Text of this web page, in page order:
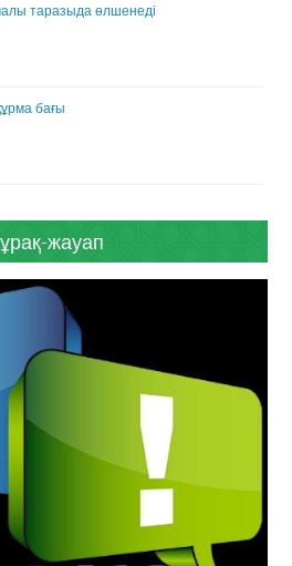
таразыда өлшенеді
бағы
жауап